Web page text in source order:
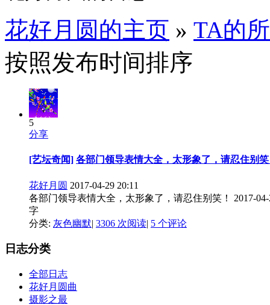
花好月圆的主页 » TA的
按照发布时间排序
5
分享
[艺坛奇闻] 各部门领导表情大全，太形象了，请忍住别
花好月圆 2017-04-29 20:11
各部门领导表情大全，太形象了，请忍住别笑！ 2017-
字
分类: 灰色幽默| 3306 次阅读| 5 个评论
日志分类
全部日志
花好月圆曲
摄影之最